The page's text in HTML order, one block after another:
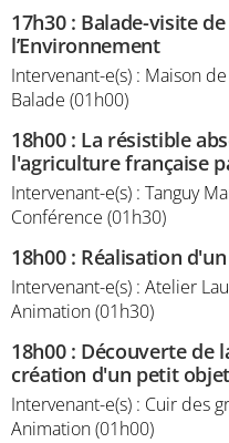
17h30: Balade-visite
l’Environnement
Intervenant-e(s) : Maison
Balade (01h00)
18h00: La résistible
l'agriculture française
Intervenant-e(s) : Tanguy
Conférence (01h30)
18h00: Réalisation
Intervenant-e(s) : Atelier
Animation (01h30)
18h00: Découverte de
création d'un petit objet
Intervenant-e(s) : Cuir des
Animation (01h00)